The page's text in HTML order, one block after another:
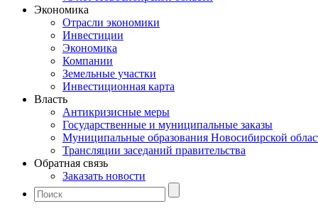
Экономика
Отрасли экономики
Инвестиции
Экономика
Компании
Земельные участки
Инвестиционная карта
Власть
Антикризисные меры
Государственные и муниципальные заказы
Муниципальные образования Новосибирской
Трансляции заседаний правительства
Обратная связь
Заказать новости